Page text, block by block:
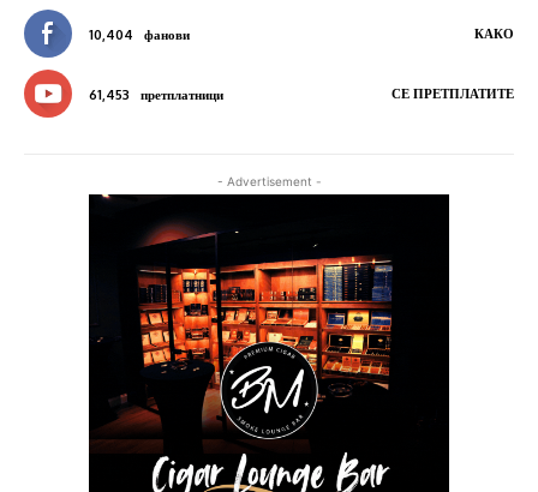
10,404 фанови КАКО
61,453 претплатници СЕ ПРЕТПЛАТИТЕ
- Advertisement -